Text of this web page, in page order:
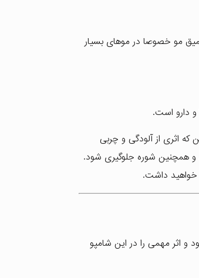
مو خصوصا در موهای بسیار
دارو است.
نحو ممکن که اثری از آلودگی و چربی
زیاد و همچنین شوره جلوگیری شود.
خواهید داشت.
اثر مهمی را در این شامپو